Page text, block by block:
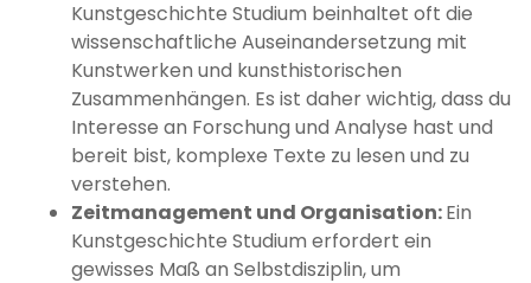
Kunstgeschichte Studium beinhaltet oft die
wissenschaftliche Auseinandersetzung mit
Kunstwerken und kunsthistorischen
Zusammenhängen. Es ist daher wichtig, dass du
Interesse an Forschung und Analyse hast und
bereit bist, komplexe Texte zu lesen und zu
verstehen.
Zeitmanagement und Organisation:Ein
Kunstgeschichte Studium erfordert ein
gewisses Maß an Selbstdisziplin, um